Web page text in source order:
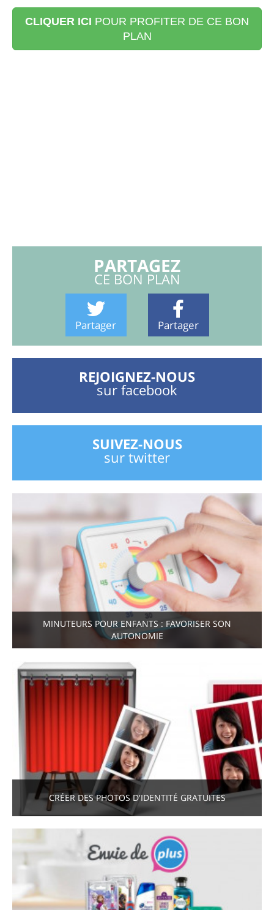
CLIQUER ICI POUR PROFITER DE CE BON
PLAN
PARTAGEZ
CE BON PLAN
Partager Partager
REJOIGNEZ-NOUS
sur facebook
SUIVEZ-NOUS
sur twitter
MINUTEURS POUR ENFANTS : FAVORISER SON
AUTONOMIE
CRÉER DES PHOTOS D'IDENTITÉ GRATUITES